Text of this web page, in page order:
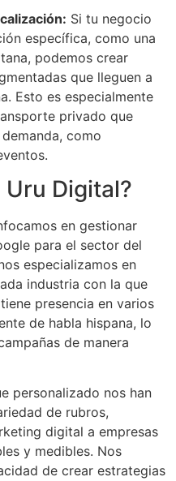
Si tu negocio
específica, como una
podemos crear
que lleguen a
Esto es especialmente
privado que
como
Uru Digital?
en gestionar
para el sector del
especializamos en
industria con la que
presencia en varios
de habla hispana, lo
de manera
personalizado nos han
de rubros,
digital a empresas
y medibles. Nos
de crear estrategias